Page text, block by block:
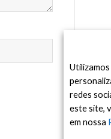
redes
este site,
em nossa